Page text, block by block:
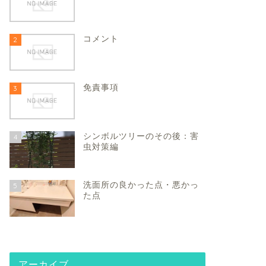
2 コメント
3 免責事項
4
シンボルツリーのその後：害
虫対策編
5
洗面所の良かった点・悪かっ
た点